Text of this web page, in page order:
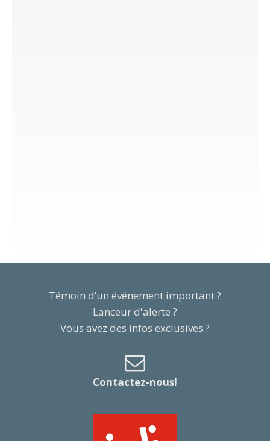
Témoin d’un événement important ?
Lanceur d'alerte ?
Vous avez des infos exclusives ?
Contactez-nous!